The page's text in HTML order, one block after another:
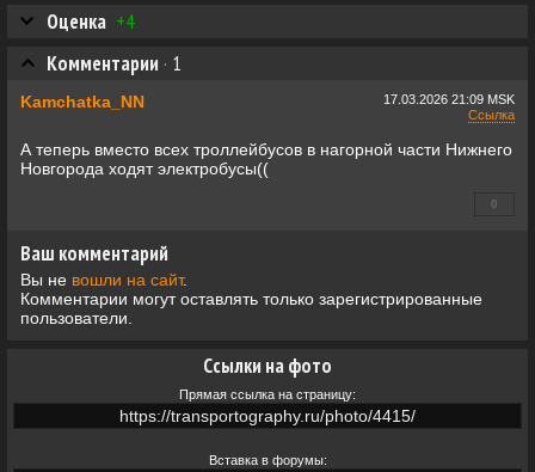
Оценка +4
Ссылки на фото
Прямая ссылка на страницу:
Вставка в форумы:
Комментарии · 1
17.03.2026 21:09 MSK
Ссылка
Kamchatka_NN
А теперь вместо всех троллейбусов в нагорной части Нижнего
Новгорода ходят электробусы((
0
Ваш комментарий
Вы не вошли на сайт.
Комментарии могут оставлять только зарегистрированные
пользователи.